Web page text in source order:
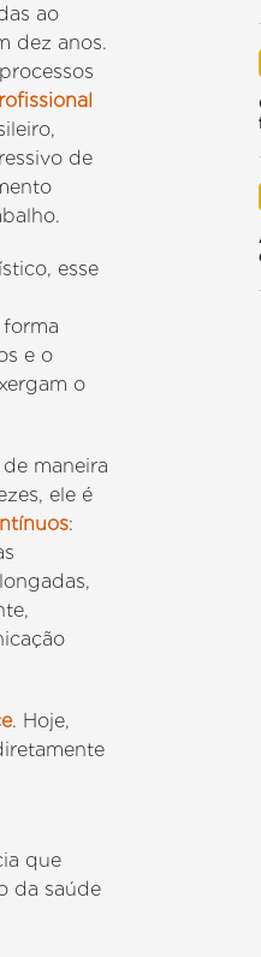
ao
dez anos.
de
esse
e o
o
maneira
ele é
:
. Hoje,
que
da saúde